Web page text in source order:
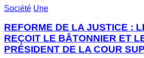
Société Une
REFORME DE LA JUSTICE :
REÇOIT LE BÂTONNIER ET
PRÉSIDENT DE LA COUR